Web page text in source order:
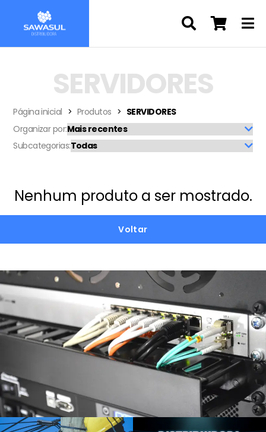
SERVIDORES
Página inicial Produtos
SERVIDORES
Organizar por:
Subcategorias:
Nenhum produto a ser mostrado.
Voltar